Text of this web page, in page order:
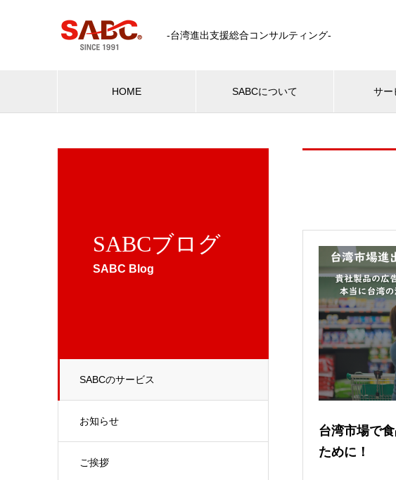
-台湾進出支援総合コンサルティング-
HOME SABCについて サー
SABCブログ
SABC Blog
SABCのサービス
お知らせ
ご挨拶
台湾市場で
ために！